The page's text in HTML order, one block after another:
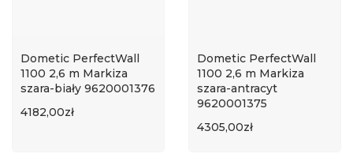
Dometic PerfectWall
1100 2,6 m Markiza
szara-biały 9620001376
4182,00zł
Dometic PerfectWall
1100 2,6 m Markiza
szara-antracyt
9620001375
4305,00zł